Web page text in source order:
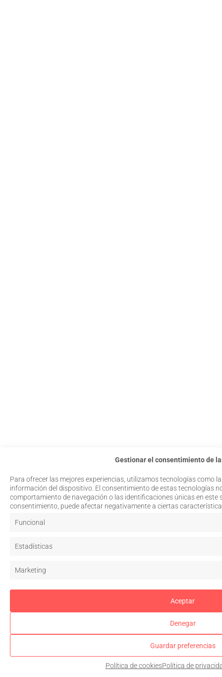
Gestionar el consentimiento de
Para ofrecer las mejores experiencias, utilizamos tecnologías como
información del dispositivo. El consentimiento de estas tecnologías
comportamiento de navegación o las identificaciones únicas en este
consentimiento, puede afectar negativamente a ciertas
Funcional
Estadísticas
Marketing
Aceptar
Denegar
Guardar preferencias
Política de cookiesPolítica de